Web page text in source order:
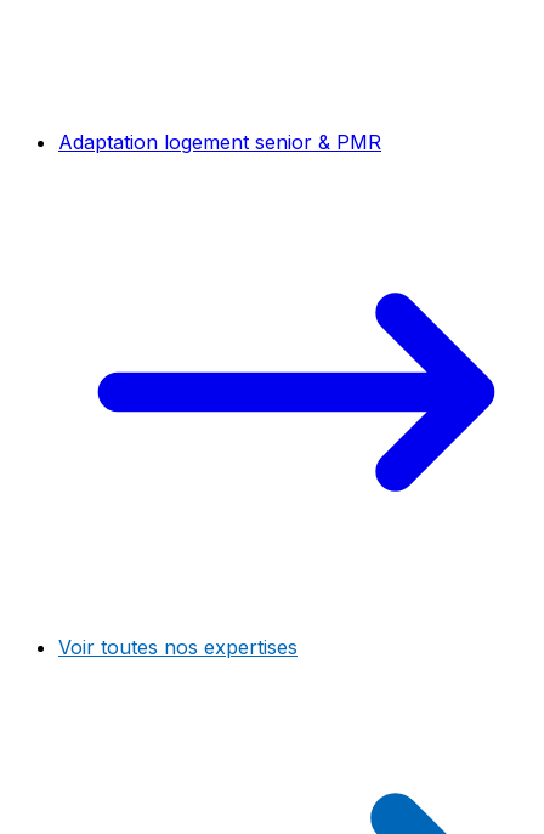
Adaptation logement senior & PMR
Voir toutes nos expertises